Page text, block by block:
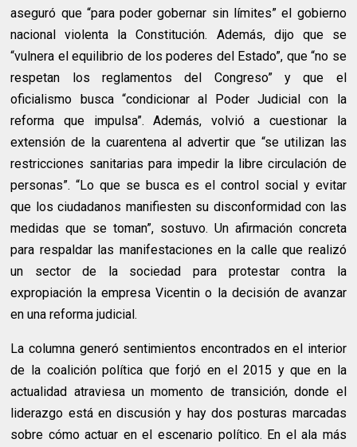
aseguró que “para poder gobernar sin límites” el gobierno
nacional violenta la Constitución. Además, dijo que se
“vulnera el equilibrio de los poderes del Estado”, que “no se
respetan los reglamentos del Congreso” y que el
oficialismo busca “condicionar al Poder Judicial con la
reforma que impulsa”. Además, volvió a cuestionar la
extensión de la cuarentena al advertir que “se utilizan las
restricciones sanitarias para impedir la libre circulación de
personas”. “Lo que se busca es el control social y evitar
que los ciudadanos manifiesten su disconformidad con las
medidas que se toman”, sostuvo. Un afirmación concreta
para respaldar las manifestaciones en la calle que realizó
un sector de la sociedad para protestar contra la
expropiación la empresa Vicentin o la decisión de avanzar
en una reforma judicial.
La columna generó sentimientos encontrados en el interior
de la coalición política que forjó en el 2015 y que en la
actualidad atraviesa un momento de transición, donde el
liderazgo está en discusión y hay dos posturas marcadas
sobre cómo actuar en el escenario político. En el ala más